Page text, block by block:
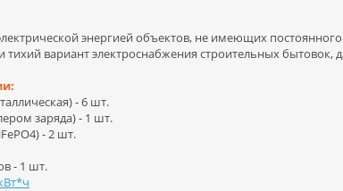
энергией объектов, не имеющих
тихий вариант электроснабжения строительных бытовок,
- 6 шт.
заряда) - 1 шт.
- 2 шт.
- 1 шт.